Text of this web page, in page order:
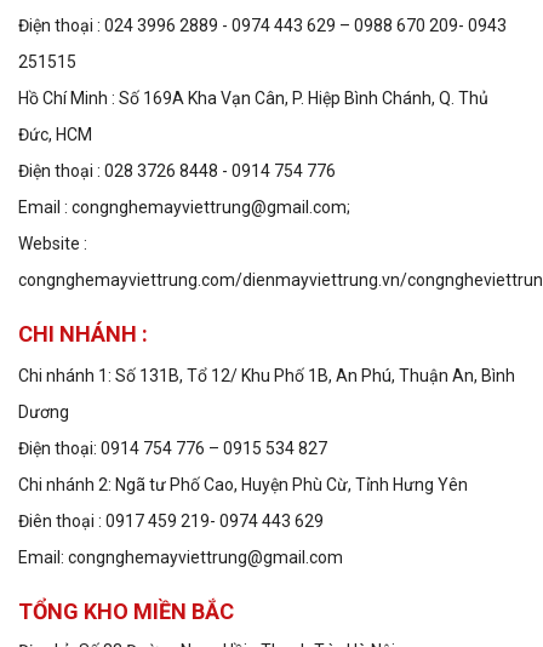
Điện thoại : 024 3996 2889 - 0974 443 629 – 0988 670 209- 0943
251515
Hồ Chí Minh : Số 169A Kha Vạn Cân, P. Hiệp Bình Chánh, Q. Thủ
Đức, HCM
Điện thoại : 028 3726 8448 - 0914 754 776
Email : congnghemayviettrung@gmail.com;
Website :
congnghemayviettrung.com/dienmayviettrung.vn/
CHI NHÁNH :
Chi nhánh 1: Số 131B, Tổ 12/ Khu Phố 1B, An Phú, Thuận An, Bình
Dương
Điện thoại: 0914 754 776 – 0915 534 827
Chi nhánh 2: Ngã tư Phố Cao, Huyện Phù Cừ, Tỉnh Hưng Yên
Điên thoại : 0917 459 219- 0974 443 629
Email: congnghemayviettrung@gmail.com
TỔNG KHO MIỀN BẮC